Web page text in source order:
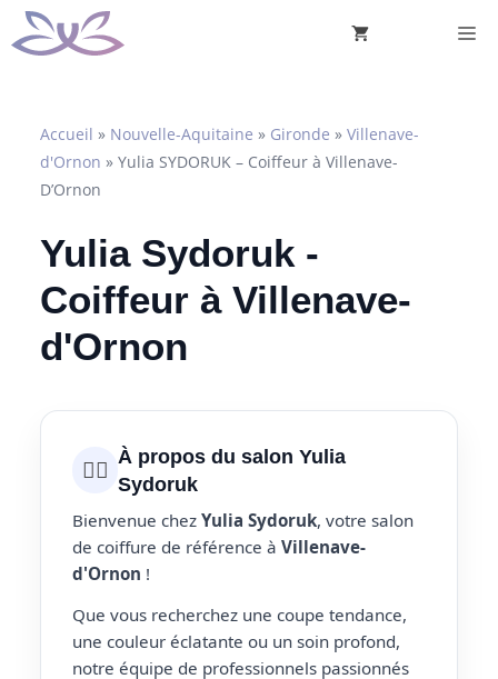
Aller
au
Accueil » Nouvelle-Aquitaine » Gironde » Villenave-
d'Ornon » Yulia SYDORUK – Coiffeur à Villenave-
D’Ornon
Yulia Sydoruk -
Coiffeur à Villenave-
d'Ornon
💇‍♀️ À propos du salon Yulia
Sydoruk
Bienvenue chez Yulia Sydoruk, votre salon
de coiffure de référence à Villenave-
d'Ornon !
Que vous recherchez une coupe tendance,
une couleur éclatante ou un soin profond,
notre équipe de professionnels passionnés